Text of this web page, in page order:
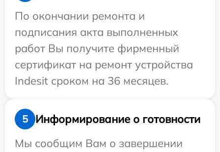
По окончании ремонта и
подписания акта выполненных
работ Вы получите фирменный
сертификат на ремонт устройства
Indesit сроком на 36 месяцев.
5
Информирование о готовности
Мы сообщим Вам о завершении